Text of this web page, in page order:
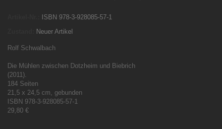
ISBN 978-3-928085-57-1
Neuer Artikel
Rolf Schwalbach
Die Mühlen zwischen Dotzheim und Biebrich
(2011).
184 Seiten
21,5 x 24,5 cm, gebunden
ISBN 978-3-928085-57-1
29,80 €